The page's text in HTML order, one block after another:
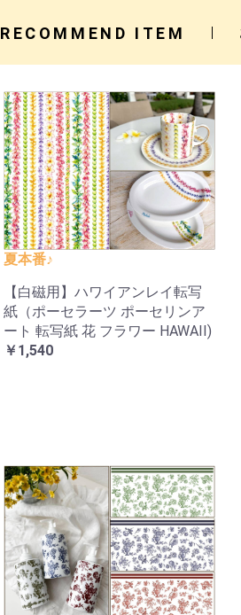
RECOMMEND ITEM
夏本番♪
【白磁用】ハワイアンレイ転写
紙（ポーセラーツ ポーセリンア
ート 転写紙 花 フラワー HAWAII)
￥1,540